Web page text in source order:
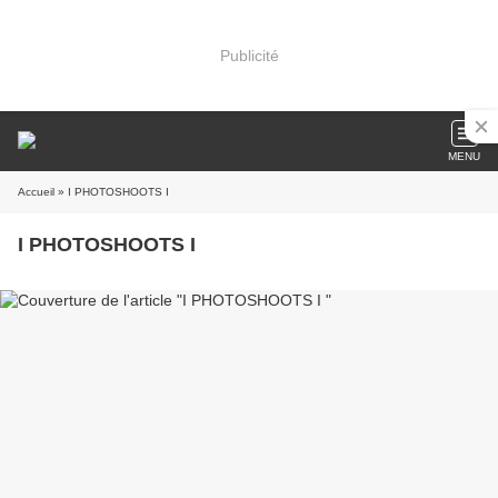
Publicité
MENU
Accueil » I PHOTOSHOOTS I
I PHOTOSHOOTS I